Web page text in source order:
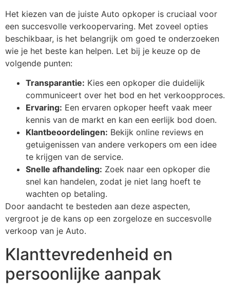
Het kiezen van de juiste Auto opkoper is cruciaal voor
een succesvolle verkoopervaring. Met zoveel opties
beschikbaar, is het belangrijk om goed te onderzoeken
wie je het beste kan helpen. Let bij je keuze op de
volgende punten:
Transparantie: Kies een opkoper die duidelijk
communiceert over het bod en het verkoopproces.
Ervaring: Een ervaren opkoper heeft vaak meer
kennis van de markt en kan een eerlijk bod doen.
Klantbeoordelingen: Bekijk online reviews en
getuigenissen van andere verkopers om een idee
te krijgen van de service.
Snelle afhandeling: Zoek naar een opkoper die
snel kan handelen, zodat je niet lang hoeft te
wachten op betaling.
Door aandacht te besteden aan deze aspecten,
vergroot je de kans op een zorgeloze en succesvolle
verkoop van je Auto.
Klanttevredenheid en
persoonlijke aanpak